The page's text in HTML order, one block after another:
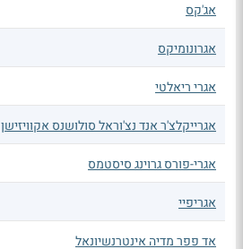
אג'קס
אגרונומיקס
אגרי ריאלטי
אגרייקלצ'ר אנד נצ'וראל סולושנס אקוויזישן
אגרי-פורס גרוינג סיסטמס
אגריפיי
אד פפר מדיה אינטרנשיונאל